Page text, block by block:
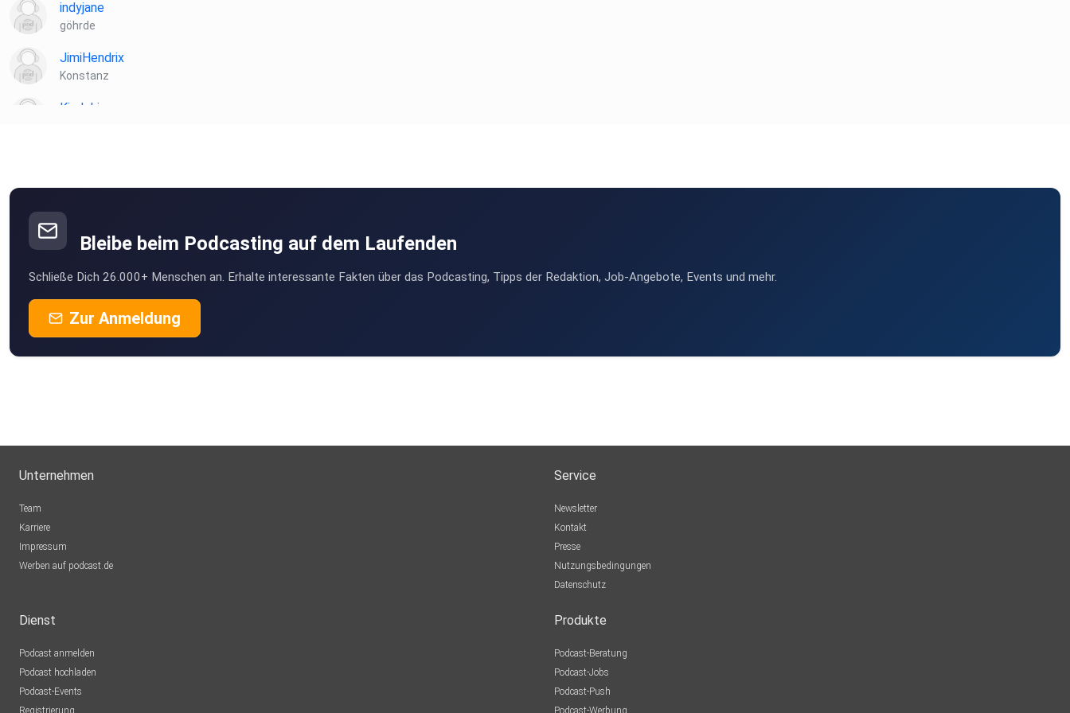
indyjane
göhrde
JimiHendrix
Konstanz
Kindoki
Bleibe beim Podcasting auf dem Laufenden
Schließe Dich 26.000+ Menschen an. Erhalte interessante Fakten über das Podcasting, Tipps der Redaktion, Job-Angebote, Events und mehr.
Zur Anmeldung
Unternehmen
Team
Karriere
Impressum
Werben auf podcast.de
Service
Newsletter
Kontakt
Presse
Nutzungsbedingungen
Datenschutz
Dienst
Podcast anmelden
Podcast hochladen
Podcast-Events
Registrierung
Produkte
Podcast-Beratung
Podcast-Jobs
Podcast-Push
Podcast-Werbung